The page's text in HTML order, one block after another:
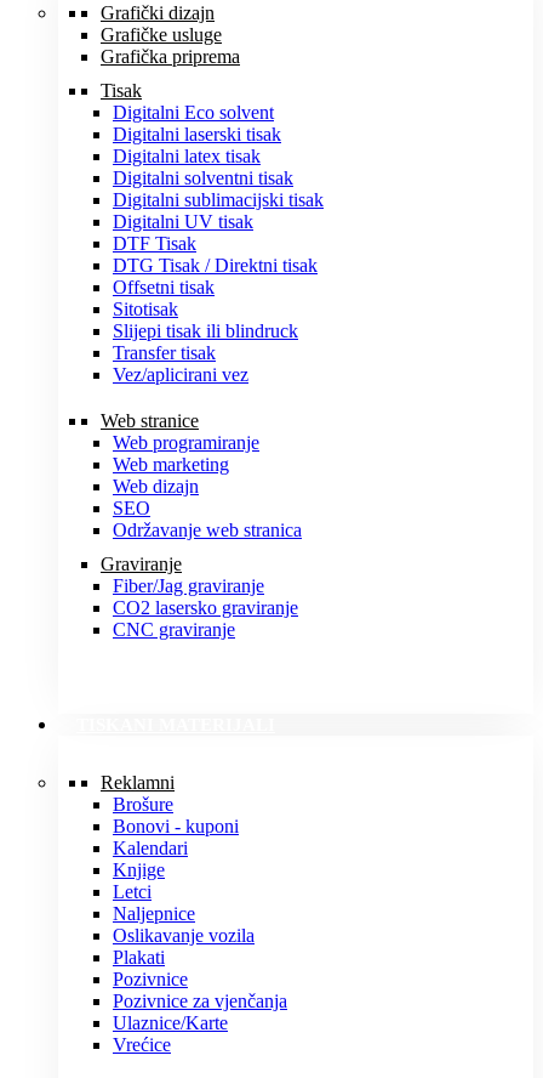
Grafički dizajn
Grafičke usluge
Grafička priprema
Tisak
Digitalni Eco solvent
Digitalni laserski tisak
Digitalni latex tisak
Digitalni solventni tisak
Digitalni sublimacijski tisak
Digitalni UV tisak
DTF Tisak
DTG Tisak / Direktni tisak
Offsetni tisak
Sitotisak
Slijepi tisak ili blindruck
Transfer tisak
Vez/aplicirani vez
Web stranice
Web programiranje
Web marketing
Web dizajn
SEO
Održavanje web stranica
Graviranje
Fiber/Jag graviranje
CO2 lasersko graviranje
CNC graviranje
Reklamni
Brošure
Bonovi - kuponi
Kalendari
Knjige
Letci
Naljepnice
Oslikavanje vozila
Plakati
Pozivnice
Pozivnice za vjenčanja
Ulaznice/Karte
Vrećice